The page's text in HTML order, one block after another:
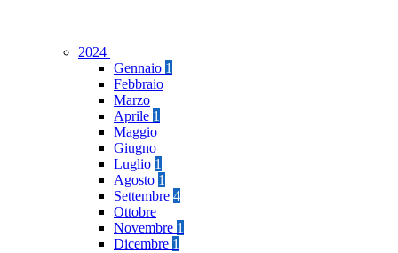
2024
Gennaio 1
Febbraio
Marzo
Aprile 1
Maggio
Giugno
Luglio 1
Agosto 1
Settembre 4
Ottobre
Novembre 1
Dicembre 1